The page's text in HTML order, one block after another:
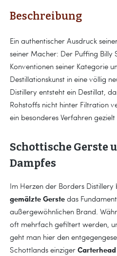
Beschreibung
Ein authentischer Ausdruck
seiner Macher: Der Puffing Billy
Konventionen seiner Kategorie
Destillationskunst in eine völlig
Distillery entsteht ein Destillat,
Rohstoffs nicht hinter Filtration
ein besonderes Verfahren
Schottische Gerste
Dampfes
Im Herzen der Borders
gemälzte Gerste das
außergewöhnlichen Brand.
oft mehrfach gefiltert werden,
geht man hier den
Schottlands einziger